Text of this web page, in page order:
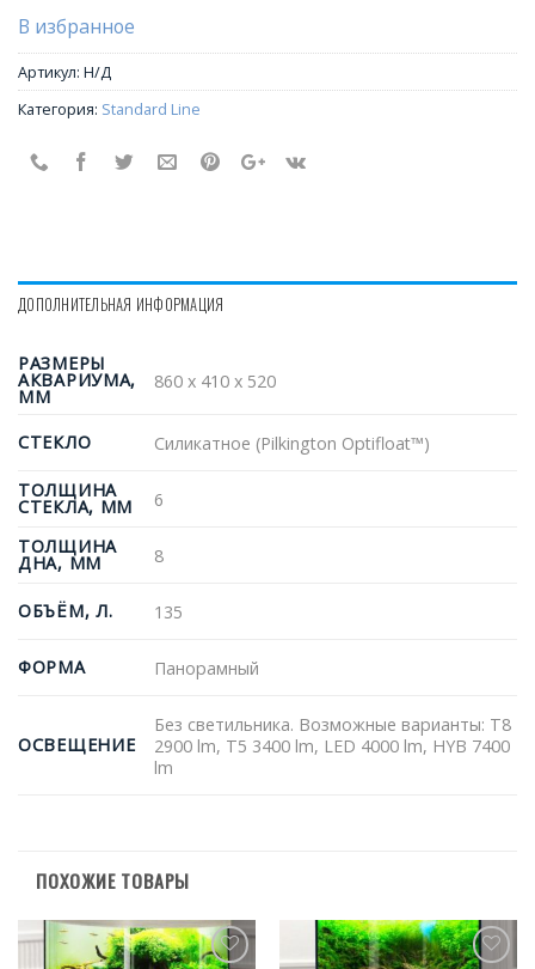
В избранное
Артикул: Н/Д
Категория: Standard Line
ДОПОЛНИТЕЛЬНАЯ ИНФОРМАЦИЯ
РАЗМЕРЫ
АКВАРИУМА,
ММ
860 х 410 х 520
СТЕКЛО Силикатное (Pilkington Optifloat™)
ТОЛЩИНА
СТЕКЛА, ММ 6
ТОЛЩИНА
ДНА, ММ 8
ОБЪЁМ, Л. 135
ФОРМА Панорамный
ОСВЕЩЕНИЕ
Без светильника. Возможные варианты: T8
2900 lm, T5 3400 lm, LED 4000 lm, HYB 7400
lm
ПОХОЖИЕ ТОВАРЫ